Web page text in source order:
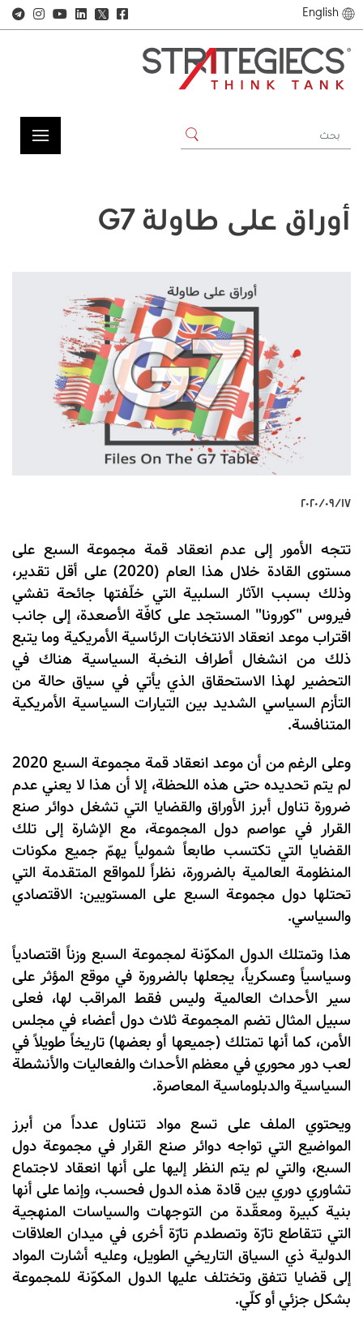
English
𝕏
أوراق على طاولة G7
١٧‏/٠٩‏/٢٠٢٠
تتجه الأمور إلى عدم انعقاد قمة مجموعة السبع على
مستوى القادة خلال هذا العام (2020) على أقل تقدير،
وذلك بسبب الآثار السلبية التي خلّفتها جائحة تفشي
فيروس "كورونا" المستجد على كافّة الأصعدة، إلى جانب
اقتراب موعد انعقاد الانتخابات الرئاسية الأمريكية وما يتبع
ذلك من انشغال أطراف النخبة السياسية هناك في
التحضير لهذا الاستحقاق الذي يأتي في سياق حالة من
التأزم السياسي الشديد بين التيارات السياسية الأمريكية
المتنافسة.
وعلى الرغم من أن موعد انعقاد قمة مجموعة السبع 2020
لم يتم تحديده حتى هذه اللحظة، إلا أن هذا لا يعني عدم
ضرورة تناول أبرز الأوراق والقضايا التي تشغل دوائر صنع
القرار في عواصم دول المجموعة، مع الإشارة إلى تلك
القضايا التي تكتسب طابعاً شمولياً يهمّ جميع مكونات
المنظومة العالمية بالضرورة، نظراً للمواقع المتقدمة التي
تحتلها دول مجموعة السبع على المستويين: الاقتصادي
والسياسي.
هذا وتمتلك الدول المكوّنة لمجموعة السبع وزناً اقتصادياً
وسياسياً وعسكرياً، يجعلها بالضرورة في موقع المؤثر على
سير الأحداث العالمية وليس فقط المراقب لها، فعلى
سبيل المثال تضم المجموعة ثلاث دول أعضاء في مجلس
الأمن، كما أنها تمتلك (جميعها أو بعضها) تاريخاً طويلاً في
لعب دور محوري في معظم الأحداث والفعاليات والأنشطة
السياسية والدبلوماسية المعاصرة.
ويحتوي الملف على تسع مواد تتناول عدداً من أبرز
المواضيع التي تواجه دوائر صنع القرار في مجموعة دول
السبع، والتي لم يتم النظر إليها على أنها انعقاد لاجتماع
تشاوري دوري بين قادة هذه الدول فحسب، وإنما على أنها
بنية كبيرة ومعقّدة من التوجهات والسياسات المنهجية
التي تتقاطع تارّة وتصطدم تارّة أخرى في ميدان العلاقات
الدولية ذي السياق التاريخي الطويل، وعليه أشارت المواد
إلى قضايا تتفق وتختلف عليها الدول المكوّنة للمجموعة
بشكل جزئي أو كلّي.